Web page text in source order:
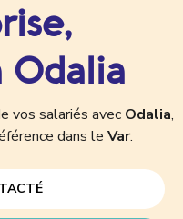
Odalia
vos salariés avec Odalia,
dans le Var.